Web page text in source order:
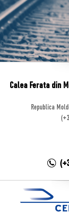
Calea Ferata din
Republica